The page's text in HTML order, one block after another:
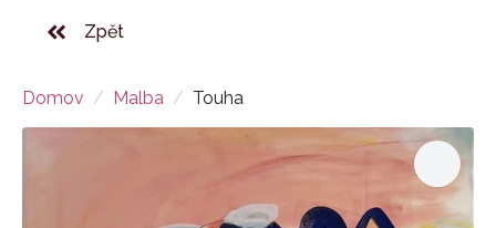
Zpět
Domov Malba Touha